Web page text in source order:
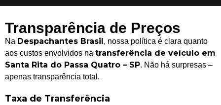
Transparência de Preços
Na Despachantes Brasil, nossa política é clara quanto
aos custos envolvidos na transferência de veículo em
Santa Rita do Passa Quatro – SP. Não há surpresas –
apenas transparência total.
Taxa de Transferência